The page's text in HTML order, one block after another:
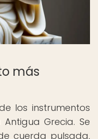
más
los instrumentos
Grecia. Se
cuerda pulsada,